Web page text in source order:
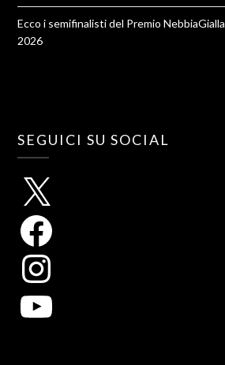
Ecco i semifinalisti del Premio
2026
SEGUICI SU SOCIAL